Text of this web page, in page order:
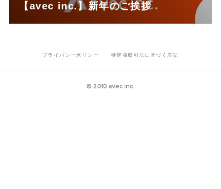
【avec inc.】新年のご挨拶
プライバシーポリシー 特定商取引法に基づく表記
©️ 2010 avec inc.